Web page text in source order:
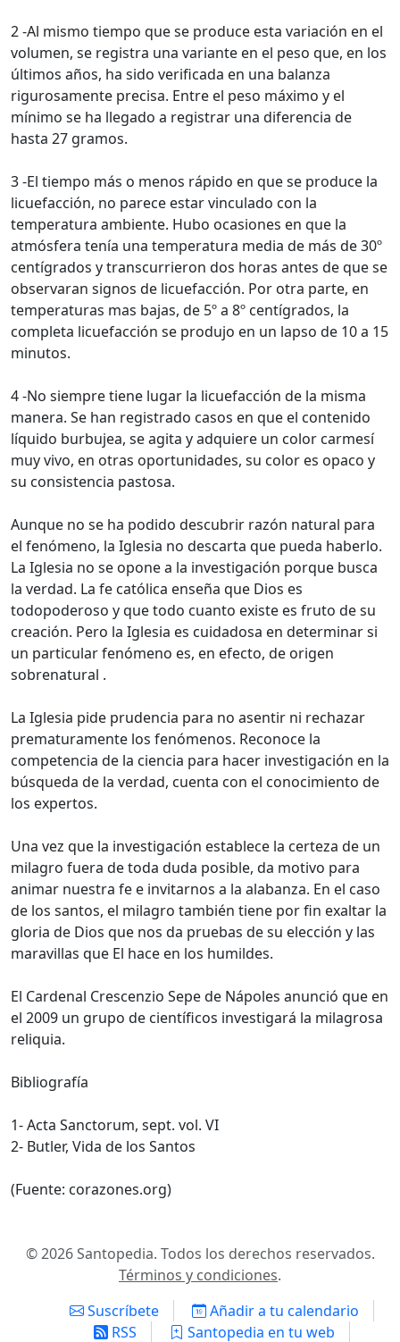
2 -Al mismo tiempo que se produce esta variación en el
volumen, se registra una variante en el peso que, en los
últimos años, ha sido verificada en una balanza
rigurosamente precisa. Entre el peso máximo y el
mínimo se ha llegado a registrar una diferencia de
hasta 27 gramos.
3 -El tiempo más o menos rápido en que se produce la
licuefacción, no parece estar vinculado con la
temperatura ambiente. Hubo ocasiones en que la
atmósfera tenía una temperatura media de más de 30º
centígrados y transcurrieron dos horas antes de que se
observaran signos de licuefacción. Por otra parte, en
temperaturas mas bajas, de 5º a 8º centígrados, la
completa licuefacción se produjo en un lapso de 10 a 15
minutos.
4 -No siempre tiene lugar la licuefacción de la misma
manera. Se han registrado casos en que el contenido
líquido burbujea, se agita y adquiere un color carmesí
muy vivo, en otras oportunidades, su color es opaco y
su consistencia pastosa.
Aunque no se ha podido descubrir razón natural para
el fenómeno, la Iglesia no descarta que pueda haberlo.
La Iglesia no se opone a la investigación porque busca
la verdad. La fe católica enseña que Dios es
todopoderoso y que todo cuanto existe es fruto de su
creación. Pero la Iglesia es cuidadosa en determinar si
un particular fenómeno es, en efecto, de origen
sobrenatural .
La Iglesia pide prudencia para no asentir ni rechazar
prematuramente los fenómenos. Reconoce la
competencia de la ciencia para hacer investigación en la
búsqueda de la verdad, cuenta con el conocimiento de
los expertos.
Una vez que la investigación establece la certeza de un
milagro fuera de toda duda posible, da motivo para
animar nuestra fe e invitarnos a la alabanza. En el caso
de los santos, el milagro también tiene por fin exaltar la
gloria de Dios que nos da pruebas de su elección y las
maravillas que El hace en los humildes.
El Cardenal Crescenzio Sepe de Nápoles anunció que en
el 2009 un grupo de científicos investigará la milagrosa
reliquia.
Bibliografía
1- Acta Sanctorum, sept. vol. VI
2- Butler, Vida de los Santos
(Fuente: corazones.org)
© 2026 Santopedia. Todos los derechos reservados.
Términos y condiciones.
Suscríbete
Añadir a tu calendario
RSS
Santopedia en tu web